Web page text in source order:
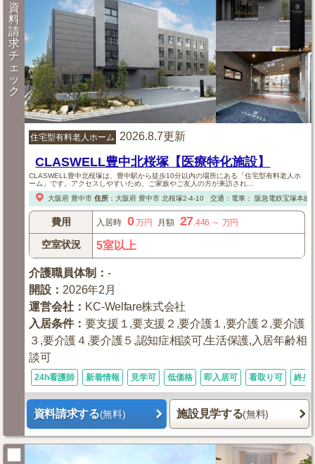
資
料
請
求
チ
ェ
ッ
ク
住宅型有料老人ホーム 2026.8.7更新
CLASWELL豊中北桜塚【医療特化施設】
CLASWELL豊中北桜塚は、豊中駅から徒歩10分以内の場所にある「住宅型有料老人ホ
ーム」です。アクセスしやすいため、ご家族やご友人の方が来訪され...
大阪府 豊中市 住所： 大阪府 豊中市北桜塚2-4-10 交通：電車： 阪急電鉄宝塚本線
費用 入居時 0万円 月額 27.446 ～ 万円
空室状況 5室以上
介護職員体制 ：-
開設 ： 2026年2月
運営会社 ： KC-Welfare株式会社
入居条件：要支援１,要支援２,要介護１,要介護２,要介護
３,要介護４,要介護５,認知症相談可,生活保護,入居年齢相
談可
24h看護師 新着情報 見学可 低価格 即入居可 看取り可 終身
資料請求する(無料) 施設見学する(無料)